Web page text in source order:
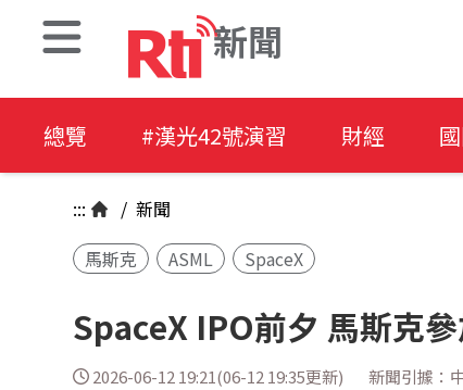
新聞
總覽 #漢光42號演習 財經
::: / 新聞
馬斯克
ASML SpaceX
SpaceX IPO前夕 馬斯克
2026-06-12 19:21(06-12 19:35更新) 新聞引據：